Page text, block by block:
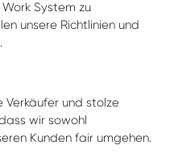
System zu
unsere Richtlinien und
Verkäufer und stolze
wir sowohl
Kunden fair umgehen.